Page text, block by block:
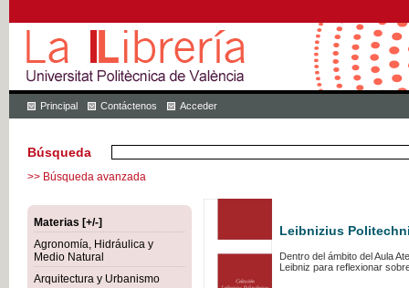
Principal Contáctenos Acceder
Búsqueda
>> Búsqueda avanzada
Materias [+/-]
Agronomía, Hidráulica y
Medio Natural
Arquitectura y Urbanismo
Leibnizius
Dentro del ámbito del Aula
Leibniz para reflexionar